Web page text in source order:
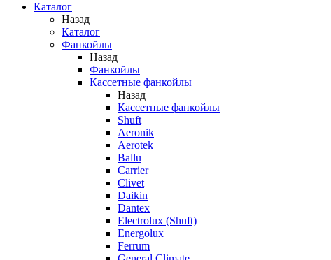
Каталог
Назад
Каталог
Фанкойлы
Назад
Фанкойлы
Кассетные фанкойлы
Назад
Кассетные фанкойлы
Shuft
Aeronik
Aerotek
Ballu
Carrier
Clivet
Daikin
Dantex
Electrolux (Shuft)
Energolux
Ferrum